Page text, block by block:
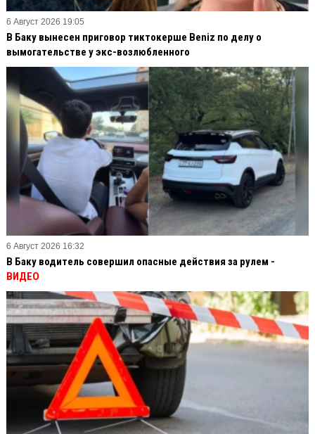
6 Август 2026 19:05
В Баку вынесен приговор тиктокерше Beniz по делу о
вымогательстве у экс-возлюбленного
6 Август 2026 16:32
В Баку водитель совершил опасные действия за рулем -
ВИДЕО